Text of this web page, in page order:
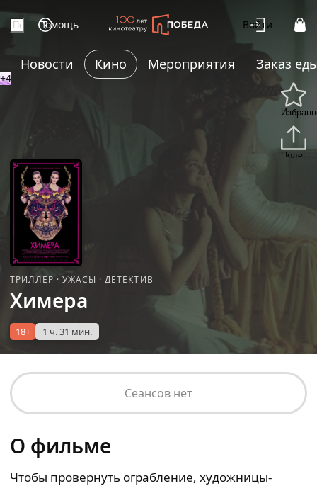
Помощь Войти
Новости Кино Мероприятия Заказ
+4
ТРИЛЛЕР · УЖАСЫ · ДЕТЕКТИВ
Химера
18+ 1 ч. 31 мин.
Сеансов нет
О фильме
Чтобы провернуть ограбление, художницы-